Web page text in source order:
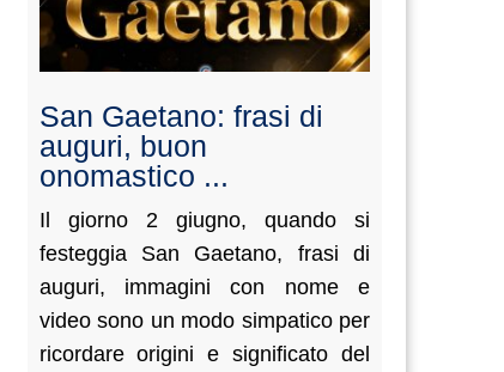
San Gaetano: frasi di
auguri, buon
onomastico ...
Il giorno 2 giugno, quando si
festeggia San Gaetano, frasi di
auguri, immagini con nome e
video sono un modo simpatico per
ricordare origini e significato del